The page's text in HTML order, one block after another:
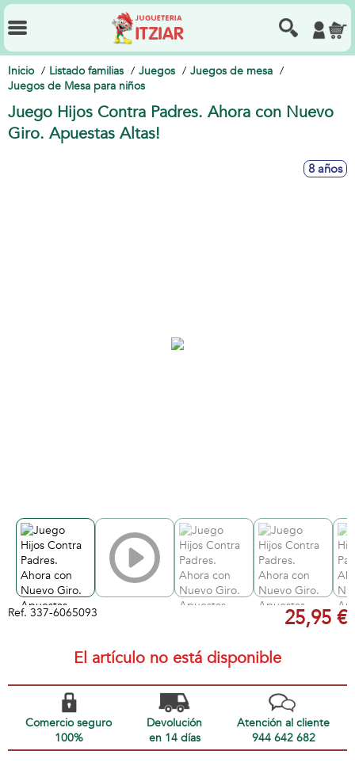
Inicio Listado familias Juegos
Juegos de mesa
Juegos de Mesa para niños
Juego Hijos Contra Padres. Ahora con Nuevo
Giro. Apuestas Altas!
8 años
Ref. 337-6065093 25,95 €
El artículo no está disponible
Comercio seguro
100%
Devolución
en 14 días
Atención al cliente
944 642 682